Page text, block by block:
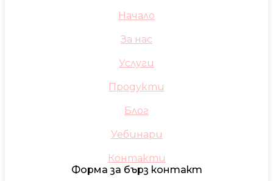
Начало
За нас
Услуги
Продукти
Блог
Уебинари
Контакти
Форма за бърз контакт